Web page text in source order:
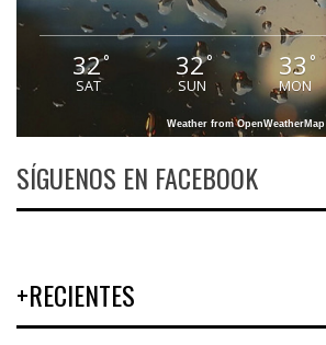
32°
SAT
32°
SUN
33 °
MON
Weather from OpenWeatherMap
SÍGUENOS EN FACEBOOK
+RECIENTES